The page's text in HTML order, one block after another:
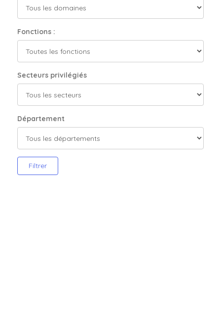
Fonctions :
Secteurs privilégiés
Département